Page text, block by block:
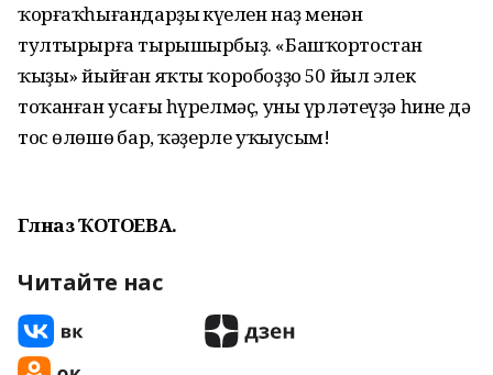
ҡорғаҡһығандарҙың күңелен наҙ менән
тултырырға тырышырбыҙ. «Башҡортостан
ҡыҙы» йыйған яҡты ҡоробоҙҙоң 50 йыл элек
тоҡанған усағы һүрелмәҫ, уны үрләтеүҙә һинең дә
тос өлөшөң бар, ҡәҙерле уҡыусым!
Гөлназ ҠОТОЕВА.
Читайте нас